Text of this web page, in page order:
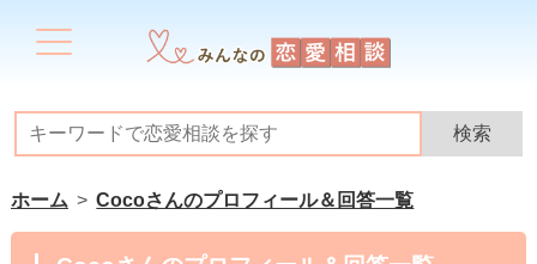
ホーム Cocoさんのプロフィール＆回答一覧